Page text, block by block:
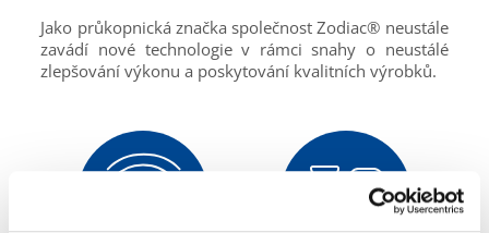
Jako průkopnická značka společnost Zodiac® neustále
zavádí nové technologie v rámci snahy o neustálé
zlepšování výkonu a poskytování kvalitních výrobků.